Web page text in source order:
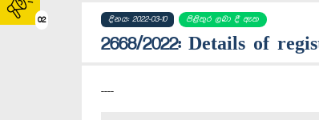
02 දිනය: 2022-03-10 පිළිතුර ලබා දී ඇත
2668/2022: Details of
----